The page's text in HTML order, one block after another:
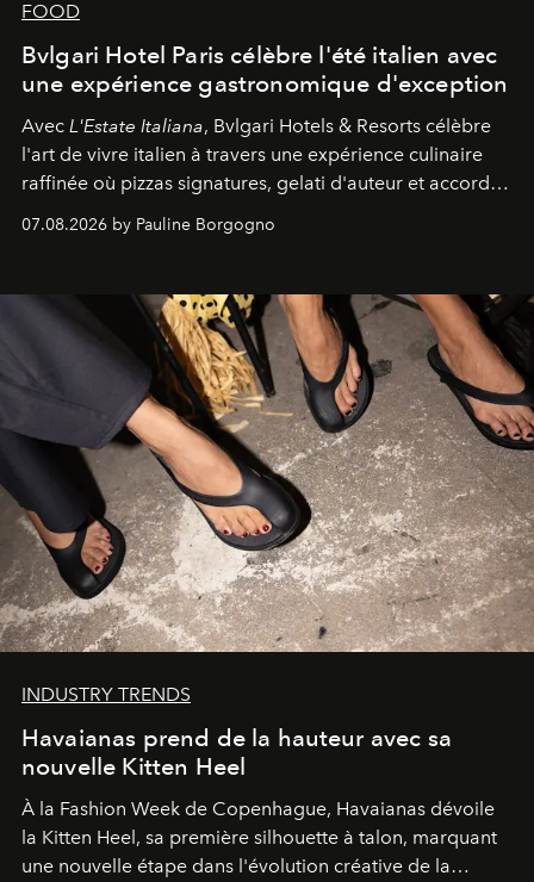
FOOD
Bvlgari Hotel Paris célèbre l'été italien avec
une expérience gastronomique d'exception
Avec L'Estate Italiana, Bvlgari Hotels & Resorts célèbre
l'art de vivre italien à travers une expérience culinaire
raffinée où pizzas signatures, gelati d'auteur et accords
07.08.2026 by Pauline Borgogno
INDUSTRY TRENDS
Havaianas prend de la hauteur avec sa
nouvelle Kitten Heel
À la Fashion Week de Copenhague, Havaianas dévoile
la Kitten Heel, sa première silhouette à talon, marquant
une nouvelle étape dans l'évolution créative de la